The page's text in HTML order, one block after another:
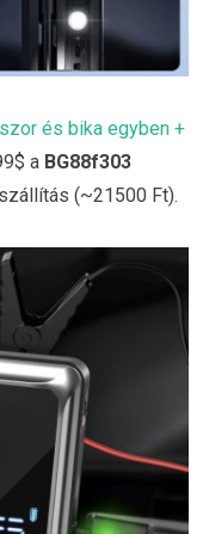
és bika egyben +
a BG88f303
(~21500 Ft).